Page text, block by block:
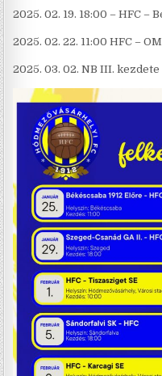
2025. 02. 19. 18:00 – HFC –
2025. 02. 22. 11:00 HFC –
2025. 03. 02. NB III. kezdete